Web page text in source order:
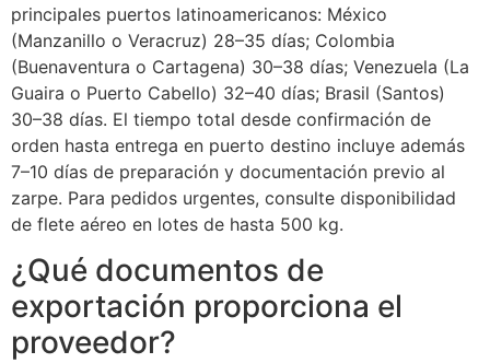
principales puertos latinoamericanos: México
(Manzanillo o Veracruz) 28–35 días; Colombia
(Buenaventura o Cartagena) 30–38 días; Venezuela (La
Guaira o Puerto Cabello) 32–40 días; Brasil (Santos)
30–38 días. El tiempo total desde confirmación de
orden hasta entrega en puerto destino incluye además
7–10 días de preparación y documentación previo al
zarpe. Para pedidos urgentes, consulte disponibilidad
de flete aéreo en lotes de hasta 500 kg.
¿Qué documentos de
exportación proporciona el
proveedor?